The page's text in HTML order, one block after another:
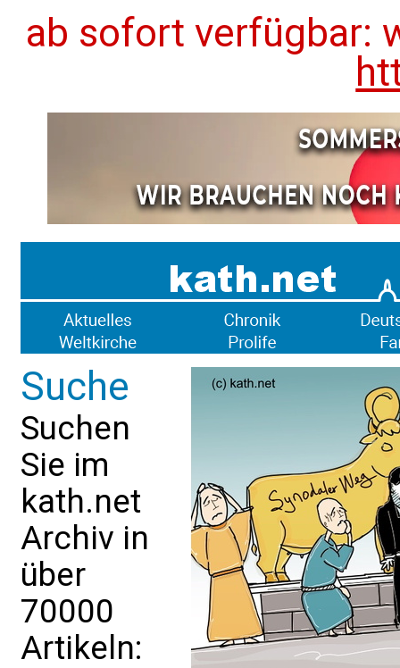
ab sofort verfügbar:
Suche
Suchen
Sie im
kath.net
Archiv in
über
70000
Artikeln: